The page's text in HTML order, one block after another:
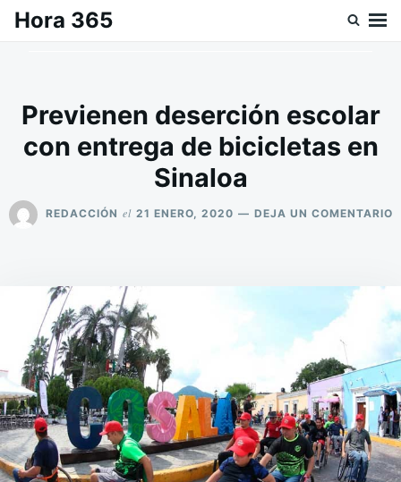
SaltarBuscar:
Hora 365
Previenen deserción escolar
con entrega de bicicletas en
Sinaloa
REDACCIÓN el 21 ENERO, 2020 DEJA UN COMENTARIO